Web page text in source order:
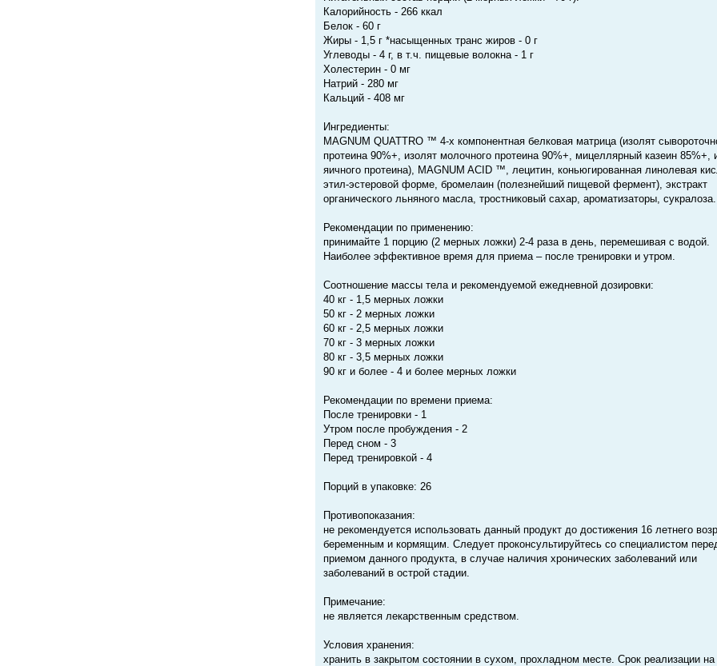
Калорийность - 266 ккал
Белок - 60 г
Жиры - 1,5 г *насыщенных транс жиров - 0 г
Углеводы - 4 г, в т.ч. пищевые волокна - 1 г
Холестерин - 0 мг
Натрий - 280 мг
Кальций - 408 мг
Ингредиенты:
MAGNUM QUATTRO ™ 4-х компонентная белковая матрица (изолят
протеина 90%+, изолят молочного протеина 90%+, мицеллярный казеин 85%+,
яичного протеина), MAGNUM ACID ™, лецитин, коньюгированная линолевая
этил-эстеровой форме, бромелаин (полезнейший пищевой фермент), экстракт
органического льняного масла, тростниковый сахар, ароматизаторы, сукралоза.
Рекомендации по применению:
принимайте 1 порцию (2 мерных ложки) 2-4 раза в день, перемешивая с водой.
Наиболее эффективное время для приема – после тренировки и утром.
Соотношение массы тела и рекомендуемой ежедневной дозировки:
40 кг - 1,5 мерных ложки
50 кг - 2 мерных ложки
60 кг - 2,5 мерных ложки
70 кг - 3 мерных ложки
80 кг - 3,5 мерных ложки
90 кг и более - 4 и более мерных ложки
Рекомендации по времени приема:
После тренировки - 1
Утром после пробуждения - 2
Перед сном - 3
Перед тренировкой - 4
Порций в упаковке: 26
Противопоказания:
не рекомендуется использовать данный продукт до достижения 16 летнего
беременным и кормящим. Следует проконсультируйтесь со специалистом
приемом данного продукта, в случае наличия хронических заболеваний или
заболеваний в острой стадии.
Примечание:
не является лекарственным средством.
Условия хранения:
хранить в закрытом состоянии в сухом, прохладном месте. Срок реализации на